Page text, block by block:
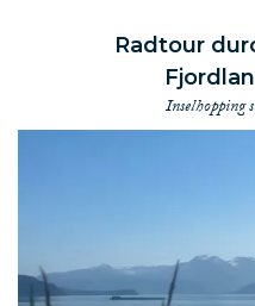
Radtour
Inselhopping